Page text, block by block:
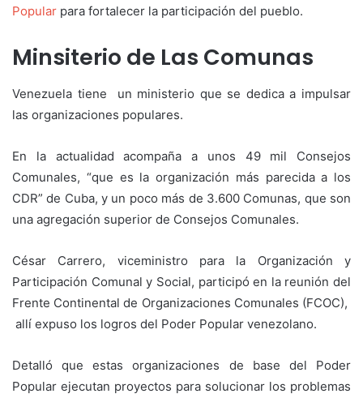
Popular para fortalecer la participación del pueblo.
Minsiterio de Las Comunas
Venezuela tiene un ministerio que se dedica a impulsar
las organizaciones populares.
En la actualidad acompaña a unos 49 mil Consejos
Comunales, “que es la organización más parecida a los
CDR” de Cuba, y un poco más de 3.600 Comunas, que son
una agregación superior de Consejos Comunales.
César Carrero, viceministro para la Organización y
Participación Comunal y Social, participó en la reunión del
Frente Continental de Organizaciones Comunales (FCOC),
allí expuso los logros del Poder Popular venezolano.
Detalló que estas organizaciones de base del Poder
Popular ejecutan proyectos para solucionar los problemas